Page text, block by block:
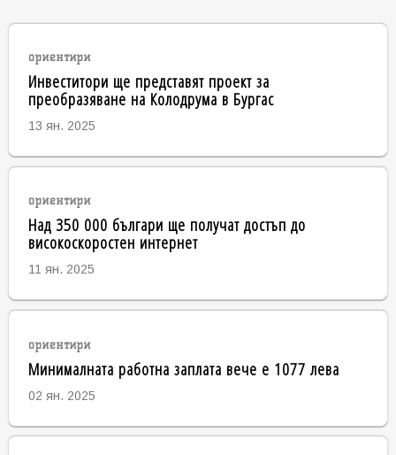
ориентири
Инвеститори ще представят проект за
преобразяване на Колодрума в Бургас
13 ян. 2025
ориентири
Над 350 000 българи ще получат достъп до
високоскоростен интернет
11 ян. 2025
ориентири
Минималната работна заплата вече е 1077 лева
02 ян. 2025